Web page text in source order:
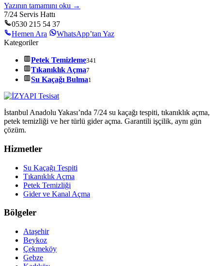
Yazının tamamını oku →
7/24 Servis Hattı
0530 215 54 37
Hemen Ara
WhatsApp’tan Yaz
Kategoriler
Petek Temizleme341
Tıkanıklık Açma7
Su Kaçağı Bulma1
İstanbul Anadolu Yakası’nda 7/24 su kaçağı tespiti, tıkanıklık açma,
petek temizliği ve her türlü gider açma. Garantili işçilik, aynı gün
çözüm.
Hizmetler
Su Kaçağı Tespiti
Tıkanıklık Açma
Petek Temizliği
Gider ve Kanal Açma
Bölgeler
Ataşehir
Beykoz
Çekmeköy
Gebze